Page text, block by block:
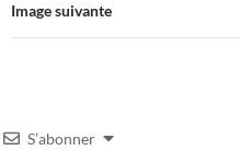
Image suivante
S’abonner